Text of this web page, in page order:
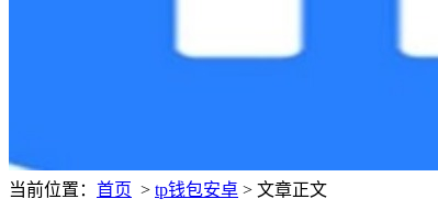
当前位置： 首页 > tp钱包安卓 > 文章正文